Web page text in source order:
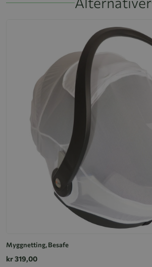
Myggnetting, Besafe
kr 319,00